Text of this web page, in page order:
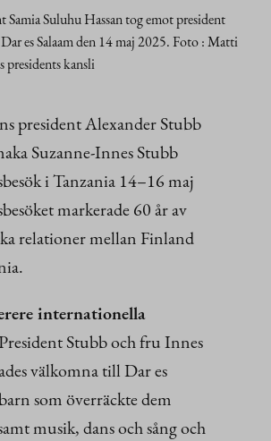
Samia Suluhu Hassan tog emot president
es Salaam den 14 maj 2025. Foto : Matti
kansli
president Alexander Stubb
Suzanne-Innes Stubb
i Tanzania 14–16 maj
markerade 60 år av
relationer mellan Finland
internationella
Stubb och fru Innes
välkomna till Dar es
som överräckte dem
musik, dans och sång och